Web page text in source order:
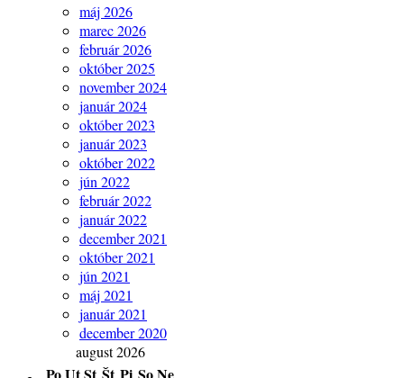
máj 2026
marec 2026
február 2026
október 2025
november 2024
január 2024
október 2023
január 2023
október 2022
jún 2022
február 2022
január 2022
december 2021
október 2021
jún 2021
máj 2021
január 2021
december 2020
august 2026
PoUtSt Št Pi SoNe